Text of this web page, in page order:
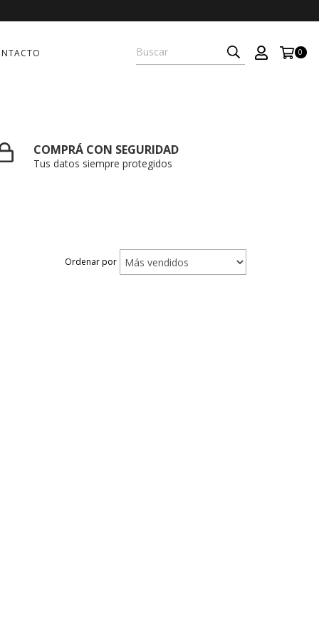
0
COMPRÁ CON SEGURIDAD
Tus datos siempre protegidos
Ordenar por